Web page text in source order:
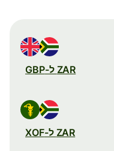
ZAR ל-GBP
ZAR ל-XOF